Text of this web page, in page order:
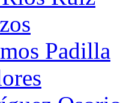
Padilla